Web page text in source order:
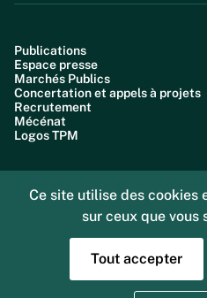
Publications
Espace presse
Marchés Publics
Concertation et appels à projets
Recrutement
Mécénat
Logos TPM
Accessibilité : partiellement
Données personnelles
Gestion des cookies
Mentions légales
Ce site utilise des cookies
sur ceux que vous
Tout accepter